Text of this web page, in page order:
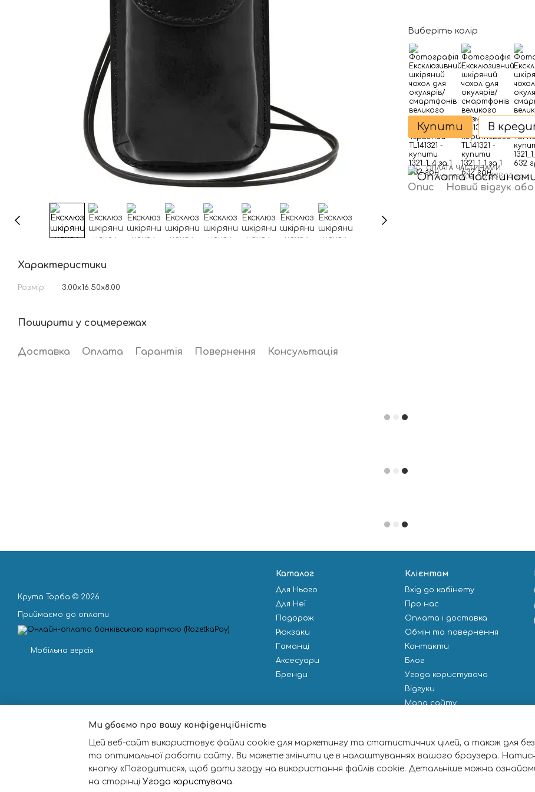
Характеристики
Розмір 3.00x16.50x8.00
Поширити у соцмережах
Доставка Оплата Гарантія Повернення Консультація
Виберіть колір
Купити В
ОПЛАТА ЧАСТИНАМИ
7 платежів по 233.14 грн
Опис Новий відгук
Крута Торба © 2026
Приймаємо до оплати
Мобільна версія
Каталог
Для Нього
Для Неї
Подорож
Рюкзаки
Гаманці
Аксесуари
Бренди
Клієнтам
Вхід до кабінету
Про нас
Оплата і доставка
Обмін та повернення
Контакти
Блог
Угода користувача
Відгуки
Мапа сайту
Ми в соцмережах
Ми дбаємо про вашу конфіденційність
Цей веб-сайт використовує файли cookie для маркетингу та статистичних цілей, а також для
та оптимальної роботи сайту. Ви можете змінити це в налаштуваннях вашого браузера.
кнопку «Погодитися», щоб дати згоду на використання файлів cookie. Детальніше можна
на сторінці Угода користувача.